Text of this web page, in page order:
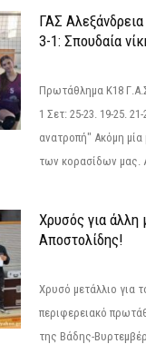
ΓΑΣ
3-1: Σπουδαία
Πρωτάθλημα Κ18
1 Σετ: 25-23. 19-25.
ανατροπή" Ακόμη μία
των κορασίδων μας.
Χρυσός για άλλη
Αποστολίδης!
Χρυσό μετάλλιο για
περιφερειακό
της Βάδης-